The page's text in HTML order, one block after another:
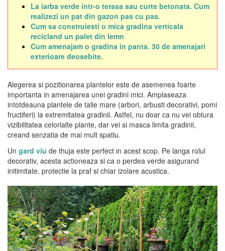
La iarba verde intr-o terasa sau curte betonata. Cum
realizezi un pat din gazon pas cu pas.
Cum sa construiesti o mica gradina verticala
recicland un palet din lemn
Cum amenajam o gradina in panta. 30 de amenajari
exterioare deosebite.
Alegerea si pozitionarea plantelor este de asemenea foarte
importanta in amenajarea unei gradini mici. Amplaseaza
intotdeauna plantele de talie mare (arbori, arbusti decorativi, pomi
fructiferi) la extremitatea gradinii. Astfel, nu doar ca nu vei obtura
vizibilitatea celorlalte plante, dar vei si masca limita gradinii,
creand senzatia de mai mult spatiu.
Un gard viu de thuja este perfect in acest scop. Pe langa rolul
decorativ, acesta actioneaza si ca o perdea verde asigurand
initimitate, protectie la praf si chiar izolare acustica.